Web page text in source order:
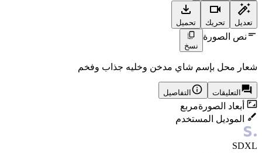
تعديل تحريك تحميل
نص الصورة
نسخ
شعار محل بإسم شاي مدخن وخليه جذاب وفخم
التعليقات التفاصيل
أبعاد الصورةمربع
الموديل المستخدم
SDXL